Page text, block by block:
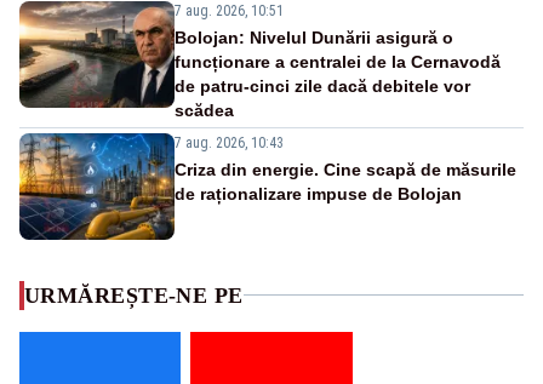
7 aug. 2026, 10:51
Bolojan: Nivelul Dunării asigură o
funcționare a centralei de la Cernavodă
de patru-cinci zile dacă debitele vor
scădea
7 aug. 2026, 10:43
Criza din energie. Cine scapă de măsurile
de raționalizare impuse de Bolojan
URMĂREȘTE-NE PE